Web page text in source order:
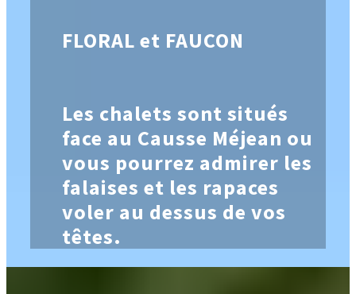
FLORAL et FAUCON
Les chalets sont situés
face au Causse Méjean ou
vous pourrez admirer les
falaises et les rapaces
voler au dessus de vos
têtes.